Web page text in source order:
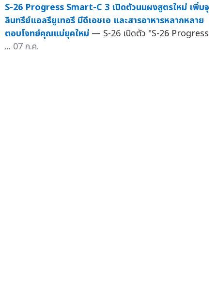
S-26 Progress Smart-C 3 เปิดตัวนมผงสูตรใหม่ เพิ่มจุ
ลินทรีย์แอลรียูเทอรี มีดีเอชเอ และสารอาหารหลากหลาย
ตอบโจทย์คุณแม่ยุคใหม่ — S-26 เปิดตัว "S-26 Progress
... 07 ก.ค.